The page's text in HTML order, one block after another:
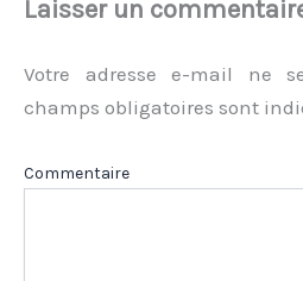
Laisser un
Votre adresse e-mail ne
champs obligatoires sont